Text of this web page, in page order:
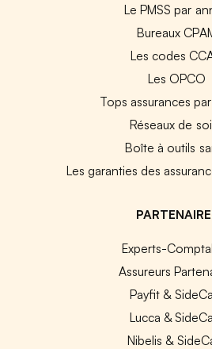
Le PMSS par
Bureaux
Les codes
Les OPCO
Tops assurances
Réseaux de
Boîte à outils
Les garanties des
Experts-
Assureurs
Payfit &
Lucca &
Nibelis &